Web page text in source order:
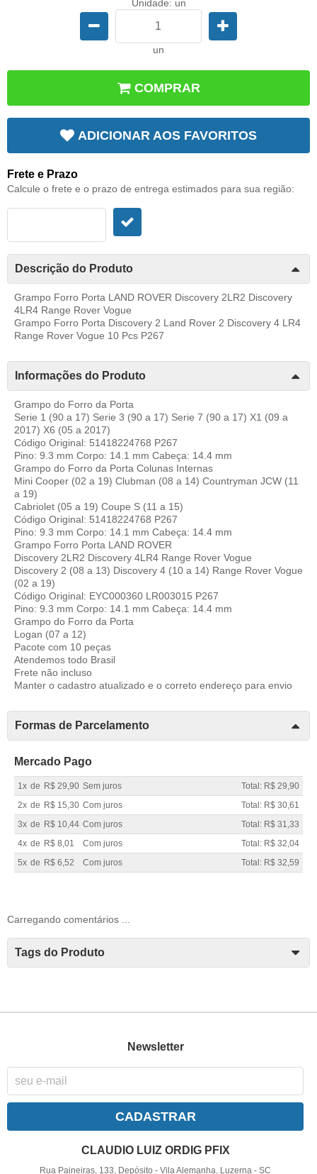
Unidade: un
un
COMPRAR
ADICIONAR AOS FAVORITOS
Frete e Prazo
Calcule o frete e o prazo de entrega estimados para sua região:
Descrição do Produto
Grampo Forro Porta LAND ROVER Discovery 2LR2 Discovery
4LR4 Range Rover Vogue
Grampo Forro Porta Discovery 2 Land Rover 2 Discovery 4 LR4
Range Rover Vogue 10 Pcs P267
Informações do Produto
Grampo do Forro da Porta
Serie 1 (90 a 17) Serie 3 (90 a 17) Serie 7 (90 a 17) X1 (09 a
2017) X6 (05 a 2017)
Código Original: 51418224768 P267
Pino: 9.3 mm Corpo: 14.1 mm Cabeça: 14.4 mm
Grampo do Forro da Porta Colunas Internas
Mini Cooper (02 a 19) Clubman (08 a 14) Countryman JCW (11
a 19)
Cabriolet (05 a 19) Coupe S (11 a 15)
Código Original: 51418224768 P267
Pino: 9.3 mm Corpo: 14.1 mm Cabeça: 14.4 mm
Grampo Forro Porta LAND ROVER
Discovery 2LR2 Discovery 4LR4 Range Rover Vogue
Discovery 2 (08 a 13) Discovery 4 (10 a 14) Range Rover Vogue
(02 a 19)
Código Original: EYC000360 LR003015 P267
Pino: 9.3 mm Corpo: 14.1 mm Cabeça: 14.4 mm
Grampo do Forro da Porta
Logan (07 a 12)
Pacote com 10 peças
Atendemos todo Brasil
Frete não incluso
Manter o cadastro atualizado e o correto endereço para envio
Formas de Parcelamento
Mercado Pago
1x de R$ 29,90 Sem juros
Total: R$ 29,90
2x de R$ 15,30 Com juros
Total: R$ 30,61
3x de R$ 10,44 Com juros
Total: R$ 31,33
4x de R$ 8,01 Com juros
Total: R$ 32,04
5x de R$ 6,52 Com juros Total: R$ 32,59
Carregando comentários ...
Tags do Produto
Newsletter
CADASTRAR
CLAUDIO LUIZ ORDIG PFIX
Rua Paineiras, 133, Depósito -Vila Alemanha, Luzerna -SC